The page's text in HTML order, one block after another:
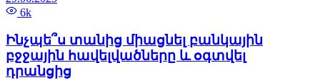
6k
Ինչպե՞ս տանից միացնել բանկային
բջջային հավելվածները և օգտվել
դրանցից